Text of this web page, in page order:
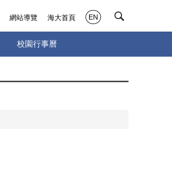
校園行事曆
網站導覽 海大首頁 EN